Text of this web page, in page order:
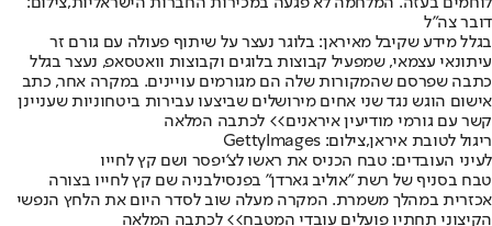
דובר צה"ל
בגלל מידע שקיבל מאיראן: בלוגר נעצר על שיתוף פעולה עם גורם זר
עיתונאי עצמאי, שמפעיל קבוצות בלוגים וקבוצות וואטסאפ, נעצר בגלל
כתבה שפרסם שהמקורות שלה הם מגורמים עויינים. במקרה אחר, כתב
אישום הוגש נגד שני אחים מירושלים שביצעו עבירות ביטחוניות שעניינן
קשר עם גורמי מודיעין איראנים>> לכתבה המלאה
ריגול לטובת איראן,צילום: GettyImages
לעיני העובדים: טבח הכניס את ראשו לצ'יפסר ושם קץ לחייו
טבח בסניף של רשת "אוליב גארדן" בפנסילבניה שם קץ לחייו בצורה
אכזרית במהלך משמרת. המקרה מעלה שוב לסדר היום את הלחץ הנפשי
הקיצוני תחתיו פועלים עובדי המטבח>> לכתבה המלאה